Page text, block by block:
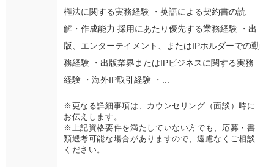
権法に関する実務経験 ・英語による契約書の読
解・作成能力 採用にあたり優先する業務経験 ・出
版、エンターテイメント、またはIPホルダーでの勤
務経験 ・出版業界またはIPビジネスに関する実務
経験 ・海外IP取引経験 ・...
※更なる詳細事項は、カウンセリング（面談）時に
お伝えします。
※上記資格要件を満たしていない方でも、応募・書
類選考可能な場合がありますので、遠慮なくご相談
ください。